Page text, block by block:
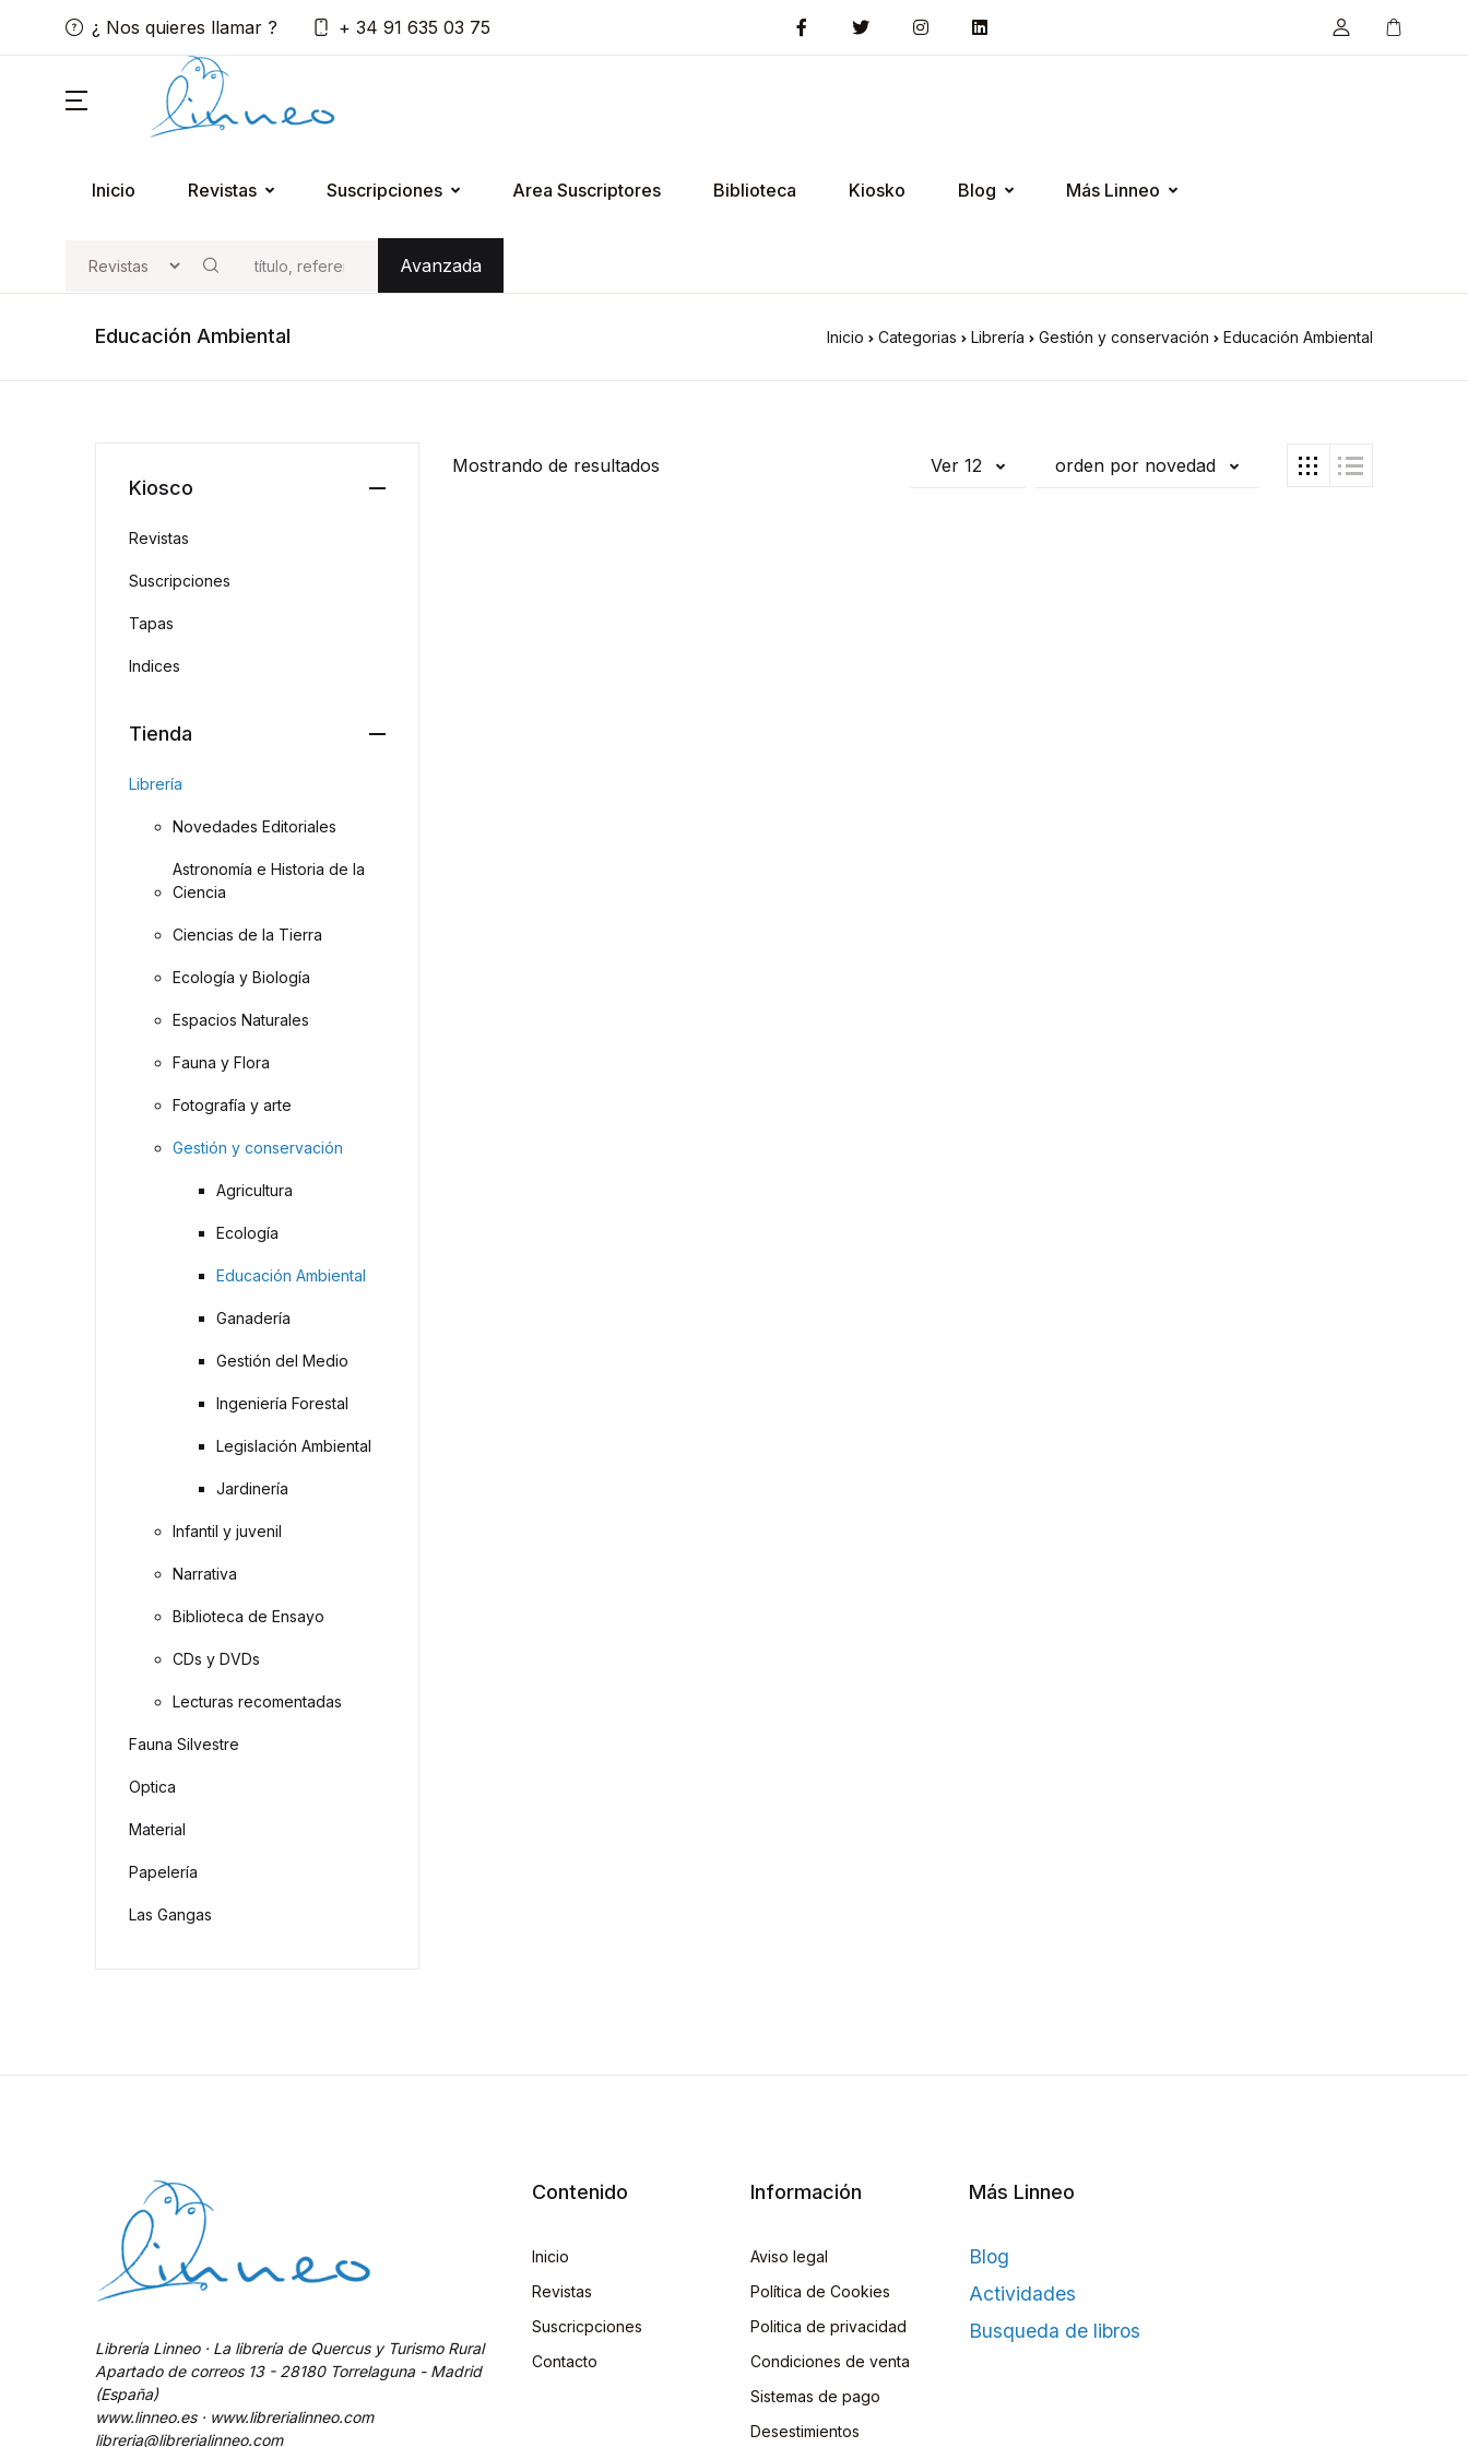
¿ Nos quieres llamar ? + 34 91 635 03 75
Inicio Revistas Suscripciones Area Suscriptores Biblioteca Kiosko Blog Más Linneo
Buscar
Avanzada
Educación Ambiental Inicio Categorias Librería Gestión y conservación Educación Ambiental
Mostrando de resultados Ver 12 orden por novedad
Kiosco
Revistas
Suscripciones
Tapas
Indices
Tienda
Librería
Novedades Editoriales
Astronomía e Historia de la
Ciencia
Ciencias de la Tierra
Ecología y Biología
Espacios Naturales
Fauna y Flora
Fotografía y arte
Gestión y conservación
Agricultura
Ecología
Educación Ambiental
Ganadería
Gestión del Medio
Ingeniería Forestal
Legislación Ambiental
Jardinería
Infantil y juvenil
Narrativa
Biblioteca de Ensayo
CDs y DVDs
Lecturas recomentadas
Fauna Silvestre
Optica
Material
Papelería
Las Gangas
Librería Linneo · La librería de Quercus y Turismo Rural
Apartado de correos 13 - 28180 Torrelaguna - Madrid
(España)
www.linneo.es · www.librerialinneo.com
libreria@librerialinneo.com
Contenido
Inicio
Revistas
Suscricpciones
Contacto
Información
Aviso legal
Política de Cookies
Politica de privacidad
Condiciones de venta
Sistemas de pago
Desestimientos
Más Linneo
Blog
Actividades
Busqueda de libros